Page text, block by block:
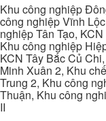
Khu công nghiệp
công nghiệp Vĩnh
nghiệp Tân Tạo,
Khu công nghiệp
KCN Tây Bắc Củ
Minh Xuân 2, Khu
Trung 2, Khu công
Thuận, Khu công
II